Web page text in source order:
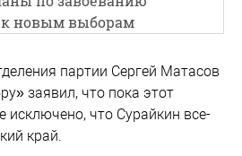
к новым выборам
партии Сергей Матасов
заявил, что пока этот
исключено, что Сурайкин все-
край.